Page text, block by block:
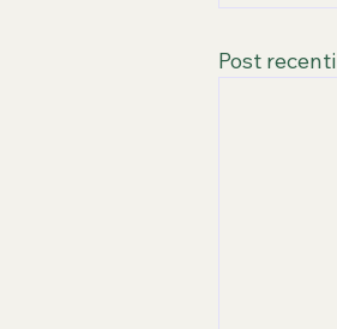
Post recenti